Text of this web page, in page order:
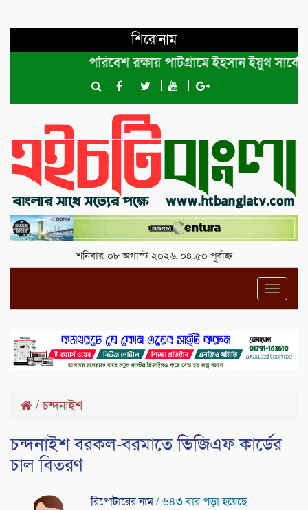
শিরোনাম
পরিবেশ রক্ষায় পাটগ্রামে ইহসান ইয়ুথ সার্কেলের
শনিবার, ০৮ অগাস্ট ২০২৬, ০৪:৫০ পূর্বাহ্ন
/চন্দনাইশ
চন্দনাইশ বরকল-বরমাতে ভিজিএফ কার্ডের
চাল বিতরণ
রিপোটারের নাম/ ৬৪৩ বার পড়া হয়েছে